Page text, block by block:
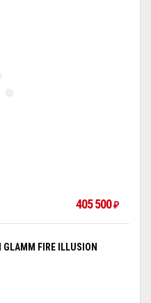
405 500₽
FIRE ILLUSION